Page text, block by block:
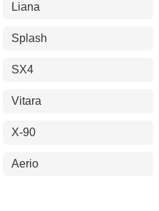
Liana
Splash
SX4
Vitara
X-90
Aerio